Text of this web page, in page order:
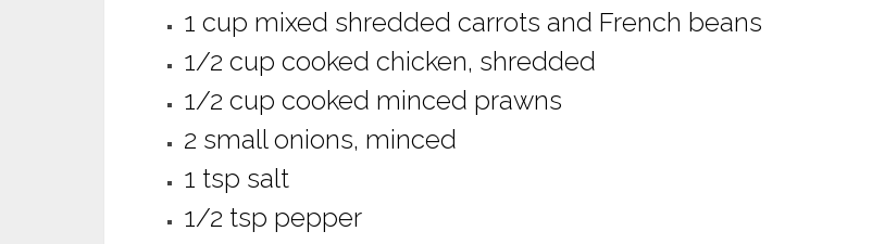
1 cup mixed shredded carrots and French beans
1/2 cup cooked chicken, shredded
1/2 cup cooked minced prawns
2 small onions, minced
1 tsp salt
1/2 tsp pepper